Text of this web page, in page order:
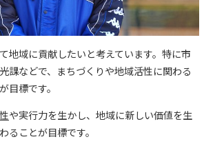
地域に貢献したいと考えています。特に市
課などで、まちづくりや地域活性に関わる
目標です。
や実行力を生かし、地域に新しい価値を生
ることが目標です。